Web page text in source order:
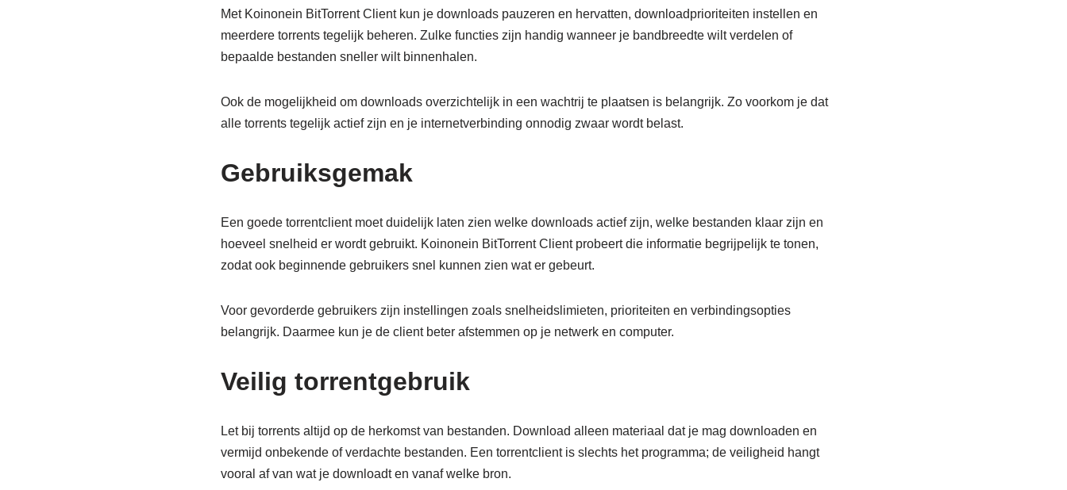
Met Koinonein BitTorrent Client kun je downloads pauzeren en hervatten, downloadprioriteiten instellen en
meerdere torrents tegelijk beheren. Zulke functies zijn handig wanneer je bandbreedte wilt verdelen of
bepaalde bestanden sneller wilt binnenhalen.
Ook de mogelijkheid om downloads overzichtelijk in een wachtrij te plaatsen is belangrijk. Zo voorkom je dat
alle torrents tegelijk actief zijn en je internetverbinding onnodig zwaar wordt belast.
Gebruiksgemak
Een goede torrentclient moet duidelijk laten zien welke downloads actief zijn, welke bestanden klaar zijn en
hoeveel snelheid er wordt gebruikt. Koinonein BitTorrent Client probeert die informatie begrijpelijk te tonen,
zodat ook beginnende gebruikers snel kunnen zien wat er gebeurt.
Voor gevorderde gebruikers zijn instellingen zoals snelheidslimieten, prioriteiten en verbindingsopties
belangrijk. Daarmee kun je de client beter afstemmen op je netwerk en computer.
Veilig torrentgebruik
Let bij torrents altijd op de herkomst van bestanden. Download alleen materiaal dat je mag downloaden en
vermijd onbekende of verdachte bestanden. Een torrentclient is slechts het programma; de veiligheid hangt
vooral af van wat je downloadt en vanaf welke bron.